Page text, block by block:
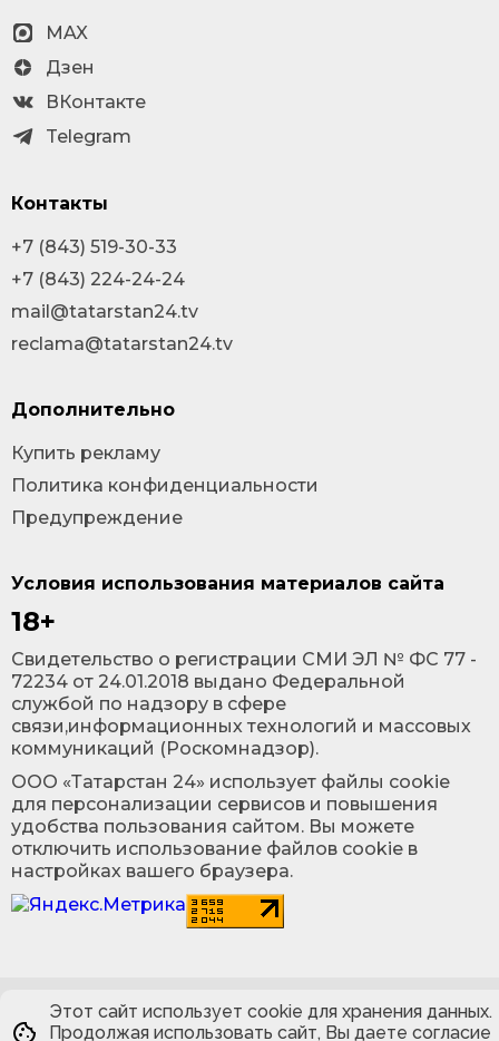
Условия использования материалов сайта
18+
Cвидетельство о регистрации СМИ ЭЛ № ФС 77 -
72234 от 24.01.2018 выдано Федеральной
службой по надзору в сфере
связи,информационных технологий и массовых
коммуникаций (Роскомнадзор).
ООО «Татарстан 24» использует файлы cookie
для персонализации сервисов и повышения
удобства пользования сайтом. Вы можете
отключить использование файлов cookie в
настройках вашего браузера.
MAX
Дзен
ВКонтакте
Telegram
Контакты
+7 (843) 519-30-33
+7 (843) 224-24-24
mail@tatarstan24.tv
reclama@tatarstan24.tv
Дополнительно
Купить рекламу
Политика конфиденциальности
Предупреждение
Этот сайт использует cookie для хранения данных.
Продолжая использовать сайт, Вы даете согласие